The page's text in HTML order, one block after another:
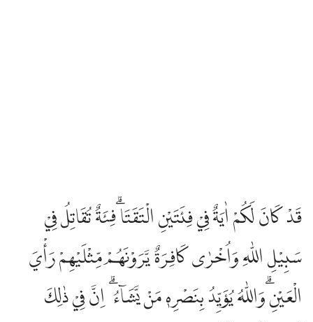
قَدْ كَانَ لَكُمْ اٰيَةٌ فِيْ فِئَتَيْنِ الْتَقَتَا ۗفِئَةٌ تُقَاتِلُ فِيْ
سَبِيْلِ اللّٰهِ وَاُخْرٰى كَافِرَةٌ يَّرَوْنَهُمْ مِّثْلَيْهِمْ رَأْيَ
الْعَيْنِ ۗوَاللّٰهُ يُؤَيِّدُ بِنَصْرِهٖ مَنْ يَّشَاۤءُ ۗ اِنَّ فِيْ ذٰلِكَ